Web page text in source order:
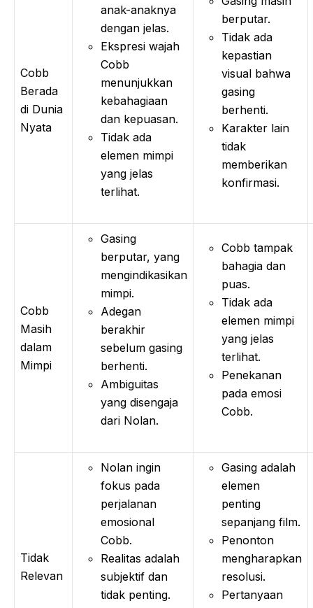
Cobb
Berada
di Dunia
Nyata
anak-anaknya
dengan jelas.
Ekspresi wajah
Cobb
menunjukkan
kebahagiaan
dan kepuasan.
Tidak ada
elemen mimpi
yang jelas
terlihat.
berputar.
Tidak ada
kepastian
visual bahwa
gasing
berhenti.
Karakter lain
tidak
memberikan
konfirmasi.
Cobb
Masih
dalam
Mimpi
Gasing
berputar, yang
mengindikasikan
mimpi.
Adegan
berakhir
sebelum gasing
berhenti.
Ambiguitas
yang disengaja
dari Nolan.
Cobb tampak
bahagia dan
puas.
Tidak ada
elemen mimpi
yang jelas
terlihat.
Penekanan
pada emosi
Cobb.
Tidak
Relevan
Nolan ingin
fokus pada
perjalanan
emosional
Cobb.
Realitas adalah
subjektif dan
tidak penting.
Gasing adalah
elemen
penting
sepanjang film.
Penonton
mengharapkan
resolusi.
Pertanyaan